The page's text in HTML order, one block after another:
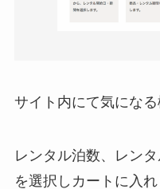
サイト内にて気になる
レンタル泊数、レン
を選択しカートに入れ